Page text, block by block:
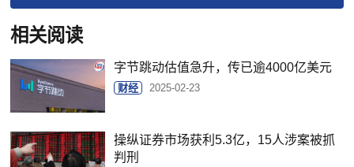
相关阅读
字节跳动估值急升，传已逾4000亿美元
财经 2025-02-23
操纵证券市场获利5.3亿，15人涉案被抓
判刑